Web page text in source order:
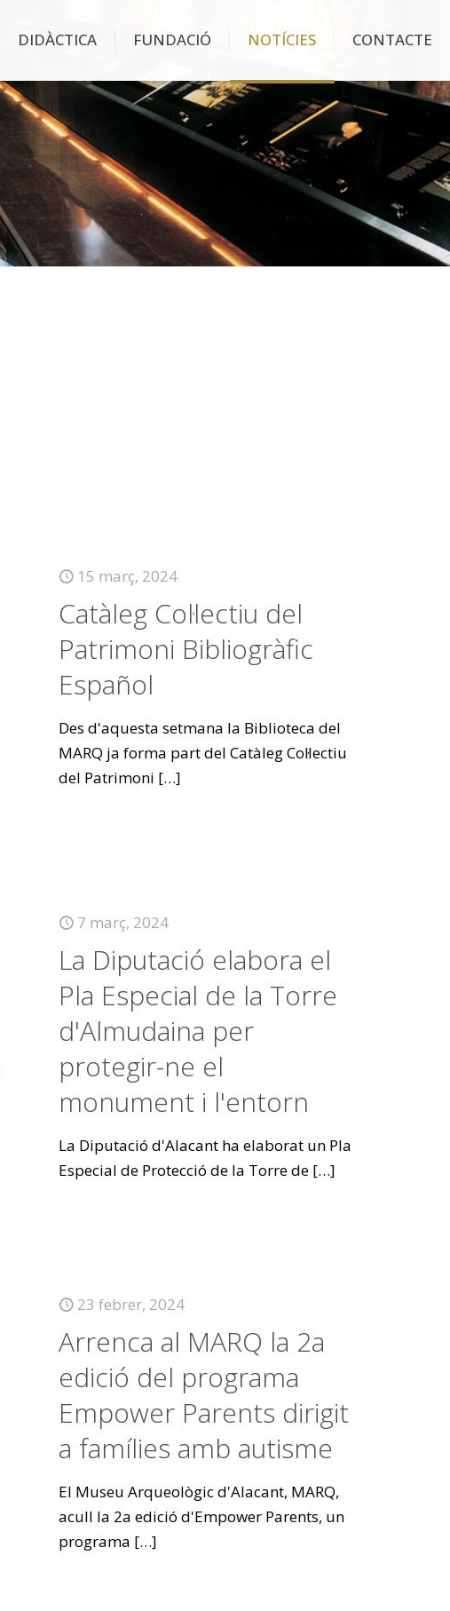
DIDÀCTICA FUNDACIÓ NOTÍCIES CONTACTE
15 març, 2024
Catàleg Col·lectiu del
Patrimoni Bibliogràfic
Español
Des d'aquesta setmana la Biblioteca del
MARQ ja forma part del Catàleg Col·lectiu
del Patrimoni […]
7 març, 2024
La Diputació elabora el
Pla Especial de la Torre
d'Almudaina per
protegir-ne el
monument i l'entorn
La Diputació d'Alacant ha elaborat un Pla
Especial de Protecció de la Torre de […]
23 febrer, 2024
Arrenca al MARQ la 2a
edició del programa
Empower Parents dirigit
a famílies amb autisme
El Museu Arqueològic d'Alacant, MARQ,
acull la 2a edició d'Empower Parents, un
programa […]